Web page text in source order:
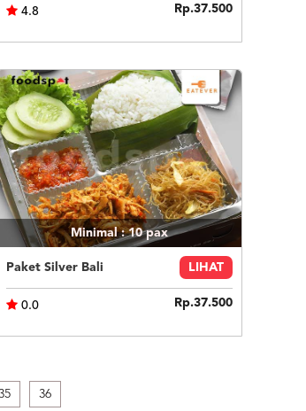
4.8 Rp.37.500
Minimal : 10pax
Paket Silver Bali LIHAT
0.0 Rp.37.500
36